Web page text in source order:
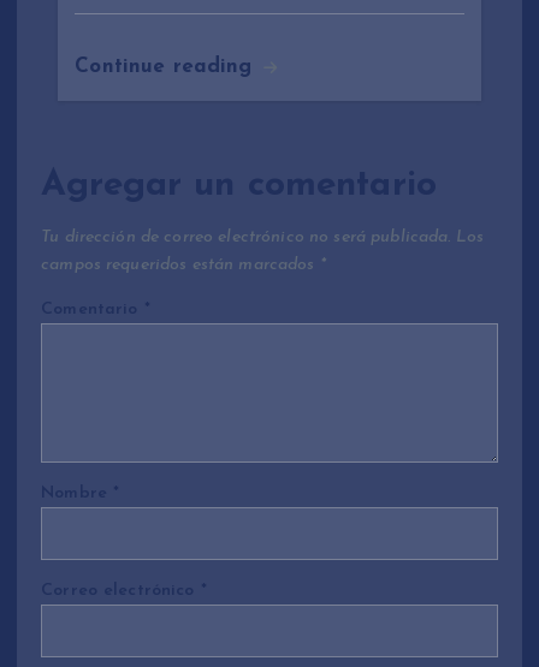
Continue reading
Agregar un comentario
Tu dirección de correo electrónico no será publicada. Los
campos requeridos están marcados *
Comentario *
Nombre *
Correo electrónico *